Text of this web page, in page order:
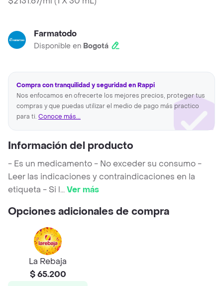
Farmatodo
Disponible en Bogotá
Compra con tranquilidad y seguridad en Rappi
Nos enfocamos en ofrecerte los mejores precios, proteger tus
compras y que puedas utilizar el medio de pago más practico
para ti. Conoce más...
Información del producto
- Es un medicamento - No exceder su consumo -
Leer las indicaciones y contraindicaciones en la
etiqueta - Si l...Ver más
Opciones adicionales de compra
La Rebaja
$ 65.200